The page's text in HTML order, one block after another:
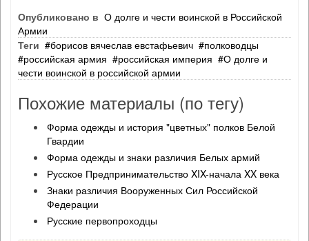
Опубликовано в О долге и чести воинской в Российской
Армии
Теги
борисов вячеслав евстафьевич
полководцы
российская армия
российская империя
О долге и
чести воинской в российской армии
Похожие материалы (по тегу)
Форма одежды и история "цветных" полков Белой
Гвардии
Форма одежды и знаки различия Белых армий
Русское Предпринимательство XIX-начала XX века
Знаки различия Вооруженных Сил Российской
Федерации
Русские первопроходцы